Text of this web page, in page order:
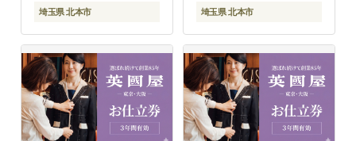
埼玉県 北本市 埼玉県 北本市